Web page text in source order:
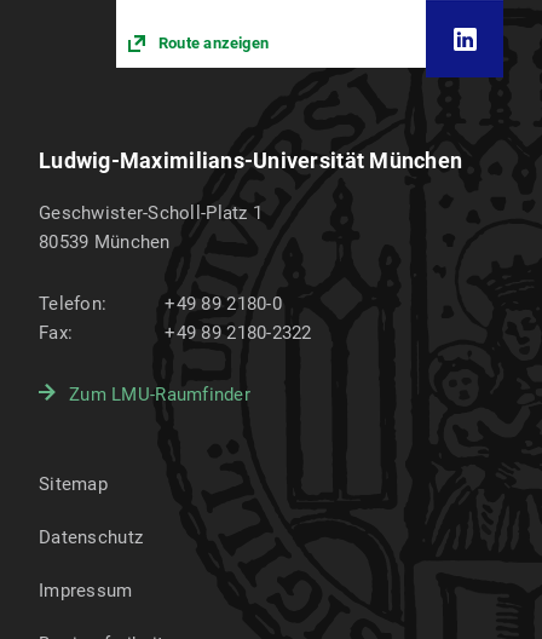
Route anzeigen
Ludwig-Maximilians-Universität München
Geschwister-Scholl-Platz 1
80539 München
Telefon:
+49 89 2180-0
Fax:
+49 89 2180-2322
Zum LMU-Raumfinder
Sitemap
Datenschutz
Impressum